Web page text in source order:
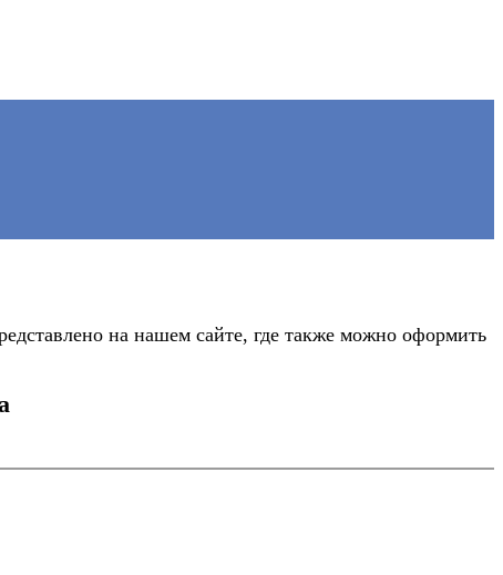
на нашем сайте, где также можно оформить